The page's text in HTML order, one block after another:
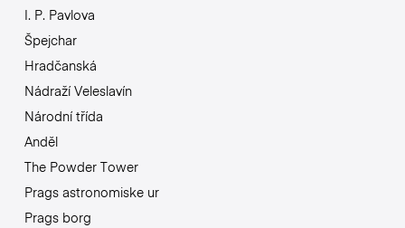
I. P. Pavlova
Špejchar
Hradčanská
Nádraží Veleslavín
Národní třída
Anděl
The Powder Tower
Prags astronomiske ur
Prags borg